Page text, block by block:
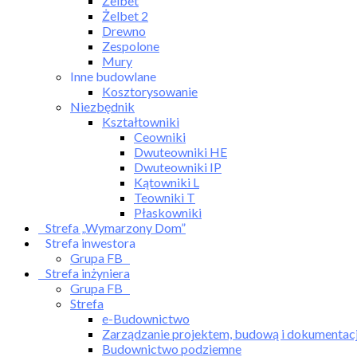
Żelbet 2
Drewno
Zespolone
Mury
Inne budowlane
Kosztorysowanie
Niezbędnik
Kształtowniki
Ceowniki
Dwuteowniki HE
Dwuteowniki IP
Kątowniki L
Teowniki T
Płaskowniki
Strefa „Wymarzony Dom”
Strefa inwestora
Grupa FB
Strefa inżyniera
Grupa FB
Strefa
e-Budownictwo
Zarządzanie projektem, budową i
Budownictwo podziemne